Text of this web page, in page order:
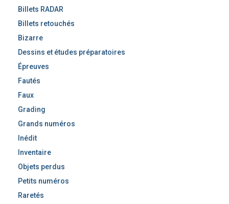
Billets RADAR
Billets retouchés
Bizarre
Dessins et études préparatoires
Épreuves
Fautés
Faux
Grading
Grands numéros
Inédit
Inventaire
Objets perdus
Petits numéros
Raretés